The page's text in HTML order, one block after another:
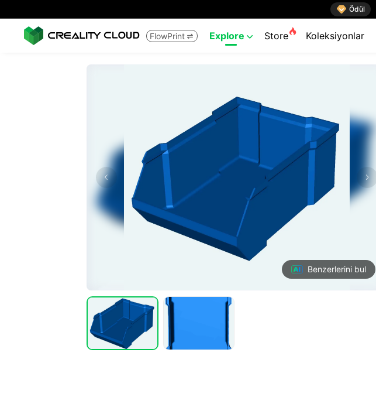
 Ödül
FlowPrint  Explore  Store Koleksiyonlar
Benzerlerini bul